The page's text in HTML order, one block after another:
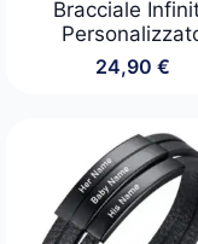
Bracciale
24,90 €